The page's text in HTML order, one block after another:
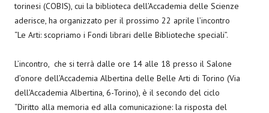
torinesi (COBIS), cui la biblioteca dell’Accademia delle Scienze
aderisce, ha organizzato per il prossimo 22 aprile l’incontro
“Le Arti: scopriamo i Fondi librari delle Biblioteche speciali”.
L’incontro, che si terrà dalle ore 14 alle 18 presso il Salone
d’onore dell’Accademia Albertina delle Belle Arti di Torino (Via
dell’Accademia Albertina, 6-Torino), è il secondo del ciclo
“Diritto alla memoria ed alla comunicazione: la risposta del